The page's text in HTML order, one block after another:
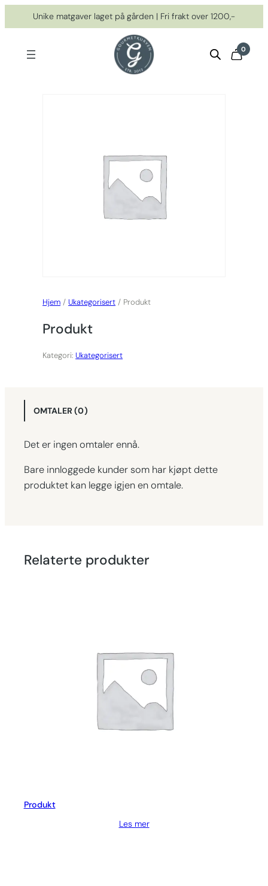
til
Unike matgaver laget på gården | Fri frakt over 1200,-
0
Hjem /Ukategorisert / Produkt
Produkt
Kategori:Ukategorisert
OMTALER (0)
Det er ingen omtaler ennå.
Bare innloggede kunder som har kjøpt dette
produktet kan legge igjen en omtale.
Relaterte produkter
Produkt
Les mer